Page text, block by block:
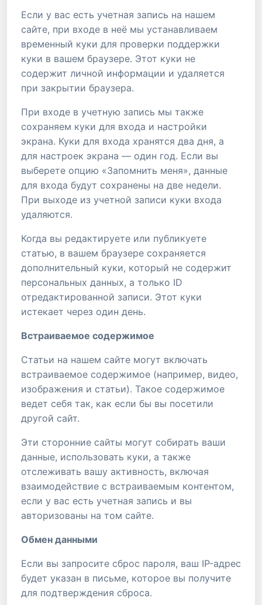
Если у вас есть учетная запись на нашем
сайте, при входе в неё мы устанавливаем
временный куки для проверки поддержки
куки в вашем браузере. Этот куки не
содержит личной информации и удаляется
при закрытии браузера.
При входе в учетную запись мы также
сохраняем куки для входа и настройки
экрана. Куки для входа хранятся два дня, а
для настроек экрана — один год. Если вы
выберете опцию «Запомнить меня», данные
для входа будут сохранены на две недели.
При выходе из учетной записи куки входа
удаляются.
Когда вы редактируете или публикуете
статью, в вашем браузере сохраняется
дополнительный куки, который не содержит
персональных данных, а только ID
отредактированной записи. Этот куки
истекает через один день.
Встраиваемое содержимое
Статьи на нашем сайте могут включать
встраиваемое содержимое (например, видео,
изображения и статьи). Такое содержимое
ведет себя так, как если бы вы посетили
другой сайт.
Эти сторонние сайты могут собирать ваши
данные, использовать куки, а также
отслеживать вашу активность, включая
взаимодействие с встраиваемым контентом,
если у вас есть учетная запись и вы
авторизованы на том сайте.
Обмен данными
Если вы запросите сброс пароля, ваш IP-адрес
будет указан в письме, которое вы получите
для подтверждения сброса.